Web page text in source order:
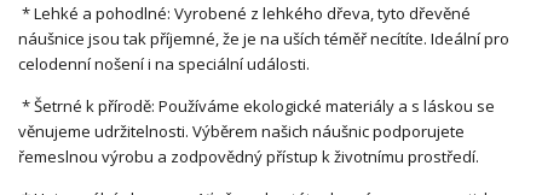
* Lehké a pohodlné: Vyrobené z lehkého dřeva, tyto dřevěné
náušnice jsou tak příjemné, že je na uších téměř necítíte. Ideální pro
celodenní nošení i na speciální události.
* Šetrné k přírodě: Používáme ekologické materiály a s láskou se
věnujeme udržitelnosti. Výběrem našich náušnic podporujete
řemeslnou výrobu a zodpovědný přístup k životnímu prostředí.